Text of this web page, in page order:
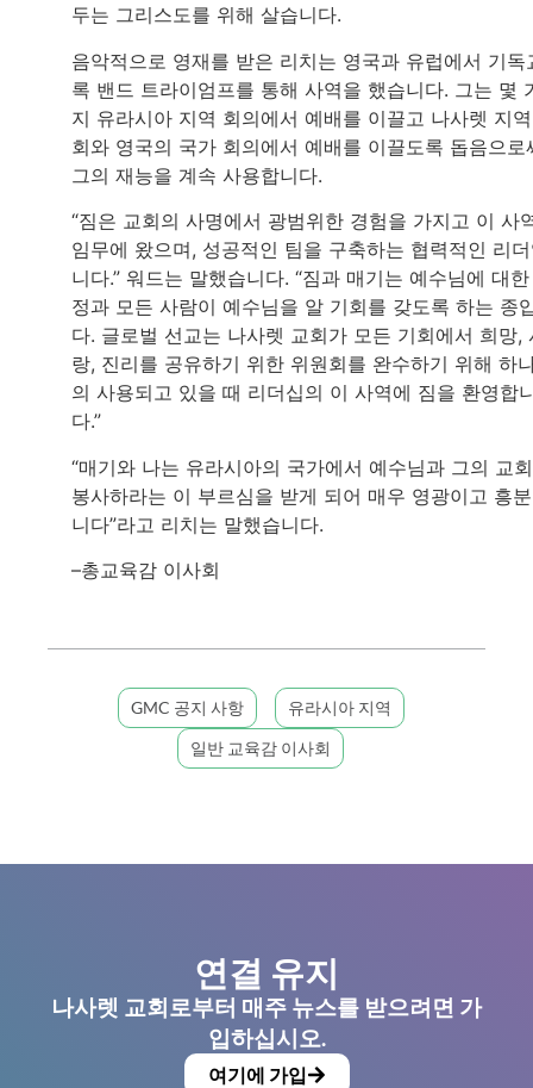
두는 그리스도를 위해 살습니다.
음악적으로 영재를 받은 리치는 영국과 유럽에서 기독
록 밴드 트라이엄프를 통해 사역을 했습니다. 그는 몇
지 유라시아 지역 회의에서 예배를 이끌고 나사렛 지
회와 영국의 국가 회의에서 예배를 이끌도록 돕음으로
그의 재능을 계속 사용합니다.
“짐은 교회의 사명에서 광범위한 경험을 가지고 이 사
임무에 왔으며, 성공적인 팀을 구축하는 협력적인 리
니다.” 워드는 말했습니다. “짐과 매기는 예수님에 대
정과 모든 사람이 예수님을 알 기회를 갖도록 하는 종
다. 글로벌 선교는 나사렛 교회가 모든 기회에서 희망,
랑, 진리를 공유하기 위한 위원회를 완수하기 위해 하
의 사용되고 있을 때 리더십의 이 사역에 짐을 환영합
다.”
“매기와 나는 유라시아의 국가에서 예수님과 그의 교
봉사하라는 이 부르심을 받게 되어 매우 영광이고 흥
니다”라고 리치는 말했습니다.
–총교육감 이사회
GMC 공지 사항
유라시아 지역
일반 교육감 이사회
연결 유지
나사렛 교회로부터 매주 뉴스를 받으려면 가
입하십시오.
여기에 가입